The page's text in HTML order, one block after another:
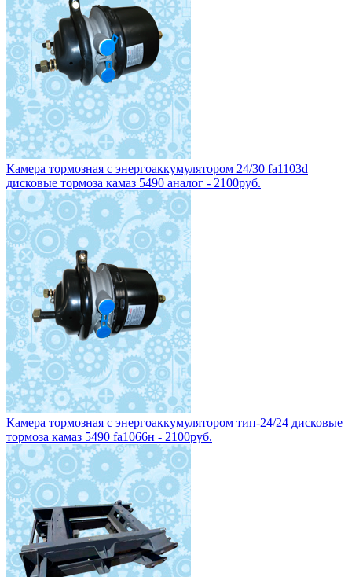
Камера тормозная с энергоаккумулятором 24/30 fa1103d
дисковые тормоза камаз 5490 аналог - 2100руб.
Камера тормозная с энергоаккумулятором тип-24/24 дисковые
тормоза камаз 5490 fa1066н - 2100руб.